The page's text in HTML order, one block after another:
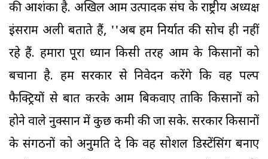
की आशंका है. अखिल आम उत्पादक संघ के राष्ट्रीय अध्यक्ष
इंसराम अली बताते हैं, ''अब हम निर्यात की सोच ही नहीं
रहे हैं. हमारा पूरा ध्यान किसी तरह आम के किसानों को
बचाना है. हम सरकार से निवेदन करेंगे कि वह पल्प
फैक्ट्रियों से बात करके आम बिकवाए ताकि किसानों को
होने वाले नुक्सान में कुछ कमी की जा सके. सरकार किसानों
के संगठनों को अनुमति दे कि वह सोशल डिस्टेंसिंग बनाए